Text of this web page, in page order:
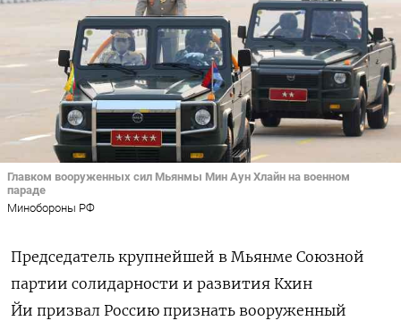
Главком вооруженных сил Мьянмы Мин Аун Хлайн на военном
параде
Минобороны РФ
Председатель крупнейшей в Мьянме Союзной
партии солидарности и развития Кхин
Йи призвал Россию признать вооруженный